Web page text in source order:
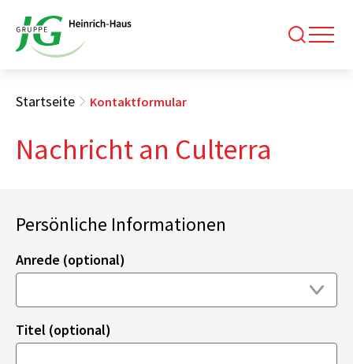
Startseite Kontaktformular
Nachricht an Culterra
Persönliche Informationen
Anrede (optional)
Titel (optional)